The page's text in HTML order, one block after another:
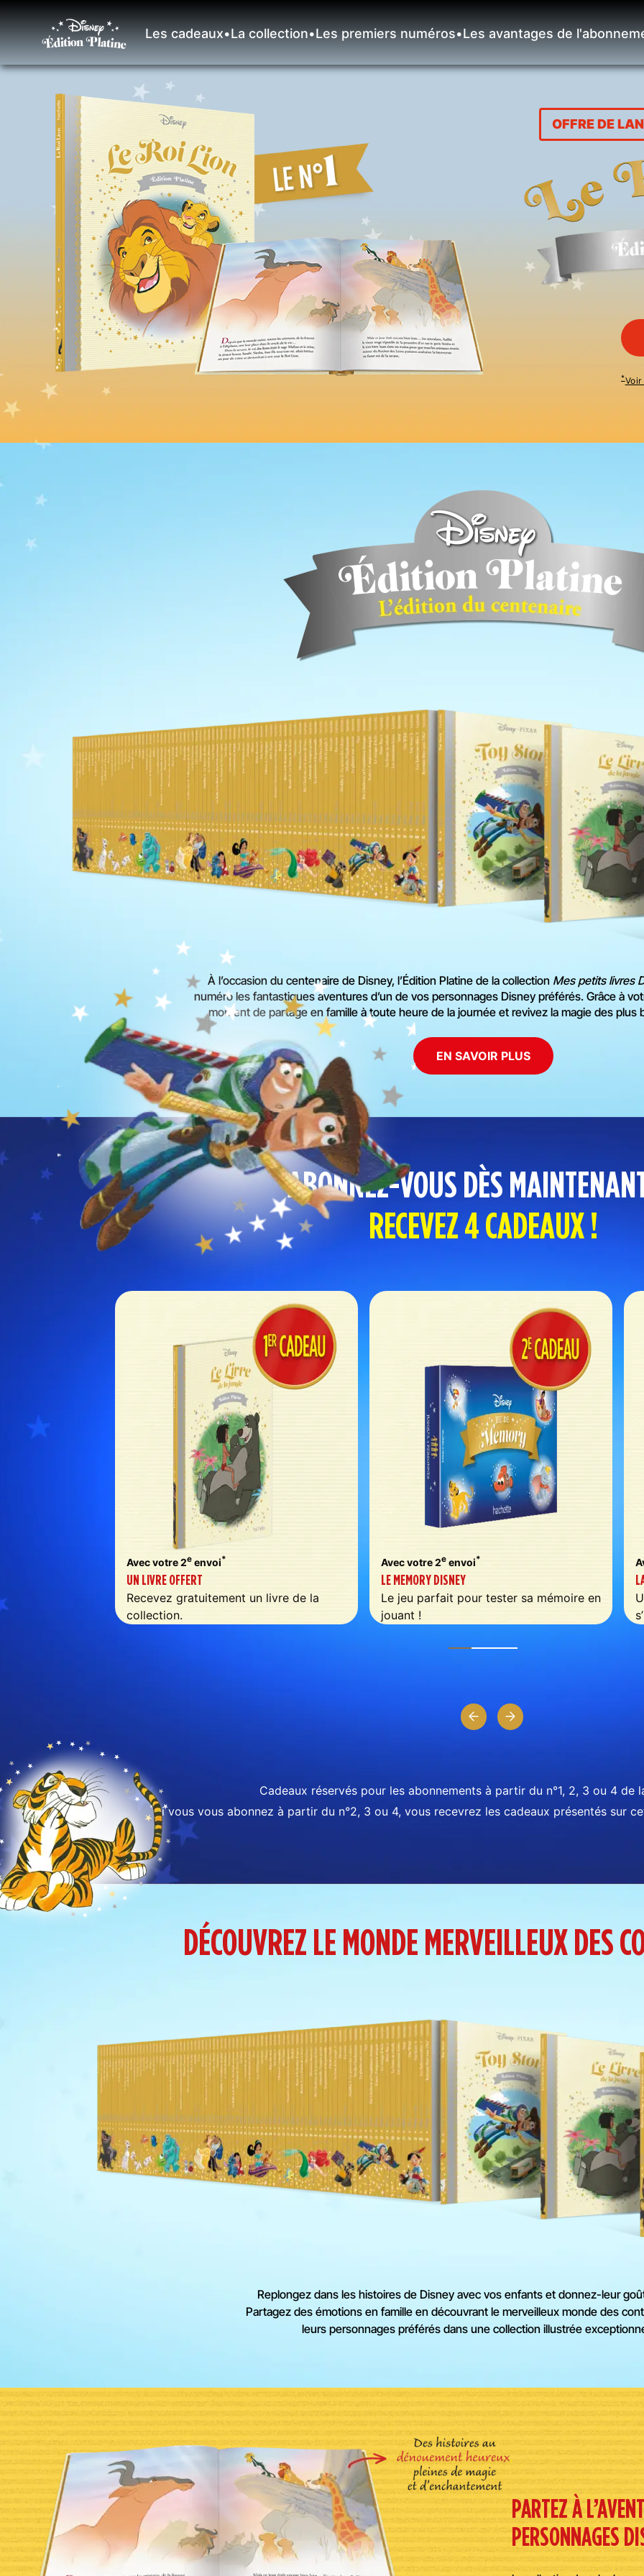
Les cadeaux•La collection•Les premiers numéros•Les avantages de
OFFRE DE
*
À l’occasion du centenaire de Disney, l’Édition Platine de la collection Mes petits livres
numéro les fantastiques aventures d’un de vos personnages Disney préférés. Grâce à
moment de partage en famille à toute heure de la journée et revivez la magie des plus
EN SAVOIR PLUS
ABONNEZ-VOUS DÈS
RECEVEZ 4 CADEAUX !
Avec votre 2e envoi*
UN LIVRE OFFERT
Recevez gratuitement un livre de la
collection.
Avec votre 2e envoi*
LE MEMORY DISNEY
Le jeu parfait pour tester sa mémoire en
jouant !
Attention ! Ne convient pas aux enfants de moins de 3
Cadeaux réservés pour les abonnements à partir du n°1, 2, 3 ou 4 de
*Si vous vous abonnez à partir du n°2, 3 ou 4, vous recevrez les cadeaux présentés sur
DÉCOUVREZ LE MONDE MERVEILLEUX DES
Replongez dans les histoires de Disney avec vos enfants et donnez-leur
Partagez des émotions en famille en découvrant le merveilleux monde des
leurs personnages préférés dans une collection illustrée
PARTEZ À
PERSONNAGES